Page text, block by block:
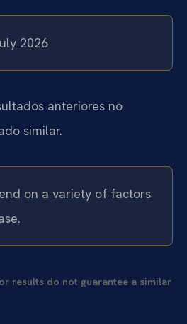
2026
anteriores no
similar.
on a variety of factors
results do not guarantee a similar